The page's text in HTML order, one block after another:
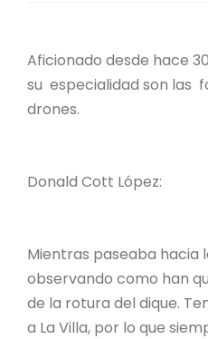
Aficionado desde hace
su especialidad son las
drones.
Donald Cott López:
Mientras paseaba hacia
observando como han
de la rotura del dique.
a La Villa, por lo que